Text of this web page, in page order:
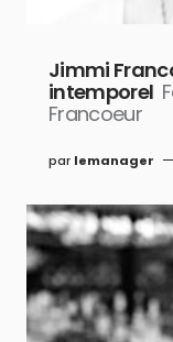
Jimmi
intemporel
Francoeur
par lemanager